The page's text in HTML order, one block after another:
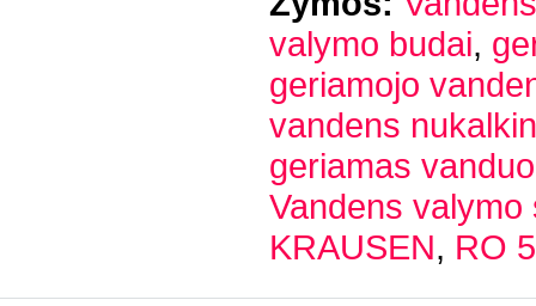
valymo budai,
geriamojo
vandens
geriamas vanduo
Vandens valymo
KRAUSEN, RO